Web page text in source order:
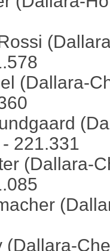
(Dallara-
221.331
(Dallara-
(Dallara-